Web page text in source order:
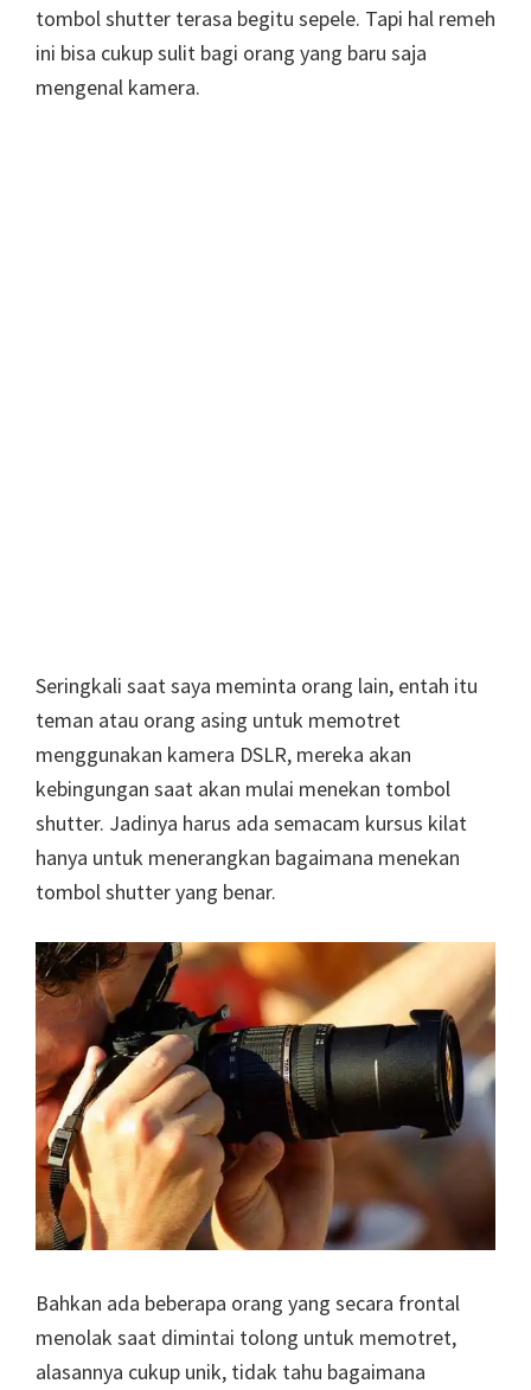
tombol shutter terasa begitu sepele. Tapi hal remeh
ini bisa cukup sulit bagi orang yang baru saja
mengenal kamera.
Seringkali saat saya meminta orang lain, entah itu
teman atau orang asing untuk memotret
menggunakan kamera DSLR, mereka akan
kebingungan saat akan mulai menekan tombol
shutter. Jadinya harus ada semacam kursus kilat
hanya untuk menerangkan bagaimana menekan
tombol shutter yang benar.
Bahkan ada beberapa orang yang secara frontal
menolak saat dimintai tolong untuk memotret,
alasannya cukup unik, tidak tahu bagaimana